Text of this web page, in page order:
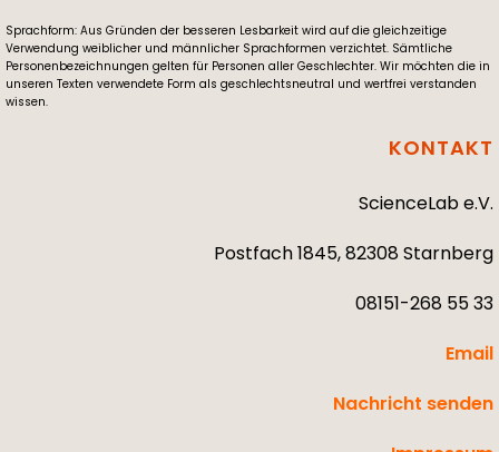
Sprachform: Aus Gründen der besseren Lesbarkeit wird auf die gleichzeitige
Verwendung weiblicher und männlicher Sprachformen verzichtet. Sämtliche
Personenbezeichnungen gelten für Personen aller Geschlechter. Wir möchten die in
unseren Texten verwendete Form als geschlechtsneutral und wertfrei verstanden
wissen.
KONTAKT
ScienceLab e.V.
Postfach 1845, 82308 Starnberg
08151-268 55 33
Email
Nachricht senden